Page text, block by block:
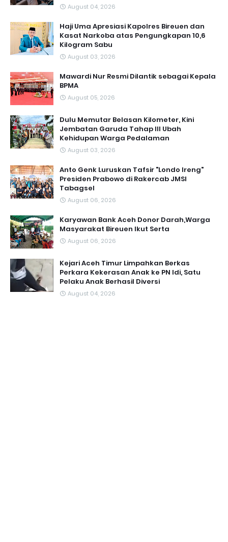
August 04, 2026
Haji Uma Apresiasi Kapolres Bireuen dan
Kasat Narkoba atas Pengungkapan 10,6
Kilogram Sabu
August 03, 2026
Mawardi Nur Resmi Dilantik sebagai Kepala
BPMA
August 05, 2026
Dulu Memutar Belasan Kilometer, Kini
Jembatan Garuda Tahap III Ubah
Kehidupan Warga Pedalaman ‎
August 03, 2026
Anto Genk Luruskan Tafsir "Londo Ireng"
Presiden Prabowo di Rakercab JMSI
Tabagsel
August 06, 2026
Karyawan Bank Aceh Donor Darah,Warga
Masyarakat Bireuen Ikut Serta
August 06, 2026
Kejari Aceh Timur Limpahkan Berkas
Perkara Kekerasan Anak ke PN Idi, Satu
Pelaku Anak Berhasil Diversi
August 04, 2026